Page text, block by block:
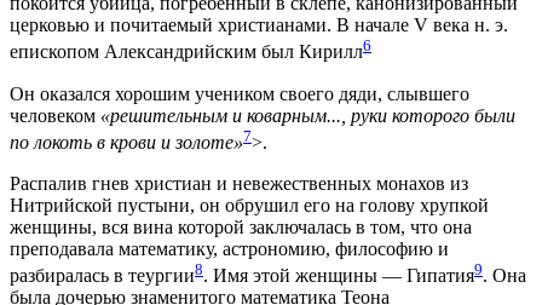
церковью и почитаемый христианами. В начале V века н. э.
епископом Александрийским был Кирилл6
Он оказался хорошим учеником своего дяди, слывшего
человеком «решительным и коварным..., руки которого были
по локоть в крови и золоте»7>.
Распалив гнев христиан и невежественных монахов из
Нитрийской пустыни, он обрушил его на голову хрупкой
женщины, вся вина которой заключалась в том, что она
преподавала математику, астрономию, философию и
разбиралась в теургии8. Имя этой женщины — Гипатия9. Она
была дочерью знаменитого математика Теона